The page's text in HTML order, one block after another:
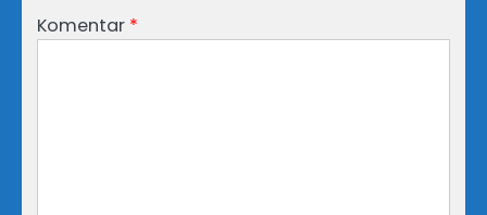
Komentar *